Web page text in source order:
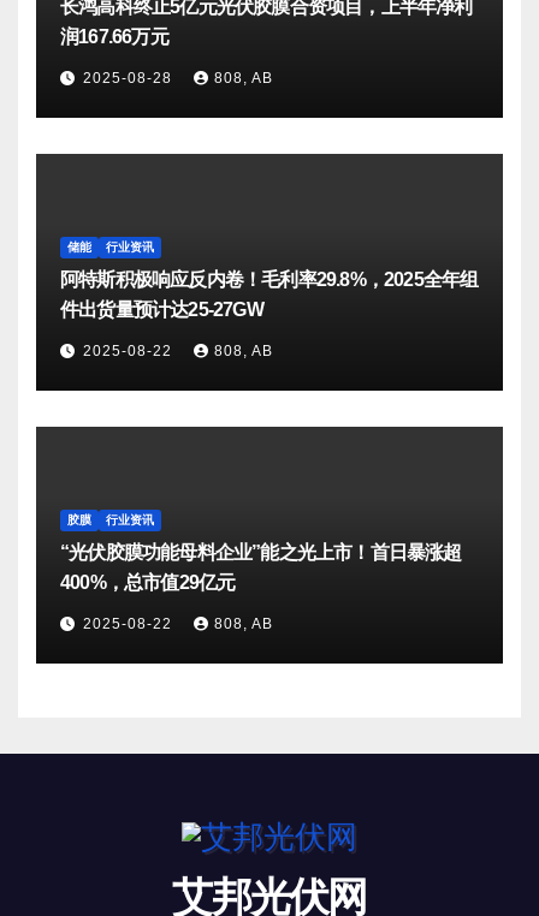
长鸿高科终止5亿元光伏胶膜合资项目，上半年净利
润167.66万元
2025-08-28 808, AB
储能 行业资讯
阿特斯积极响应反内卷！毛利率29.8%，2025全年组
件出货量预计达25-27GW
2025-08-22 808, AB
胶膜 行业资讯
“光伏胶膜功能母料企业”能之光上市！首日暴涨超
400%，总市值29亿元
2025-08-22 808, AB
艾邦光伏网